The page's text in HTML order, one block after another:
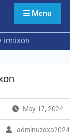
Menu
imtixon
May 17, 2024
adminuzdxa2024